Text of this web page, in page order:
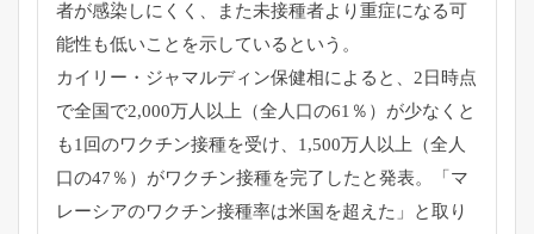
者が感染しにくく、
また未接種者より重症になる可
能性も低いことを示しているという 。
カイリー・ジャマルディン保健相によると、2日時点
で全国で2,000万人以上（全人口の61％） が少なくと
も1回のワクチン接種を受け、1,500万人以上（全人
口の47％）がワクチン接種を完了したと発表。「 マ
レーシアのワクチン接種率は米国を超えた」
と取り